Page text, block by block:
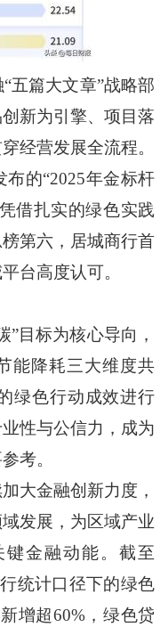
五篇大文章”战略部
新为引擎、项目落
经营发展全流程。
的“2025年金标杆
借扎实的绿色实践
第六，居城商行首
台高度认可。
标为核心导向，
能降耗三大维度共
绿色行动成效进行
性与公信力，成为
考。
金融创新力度，
发展，为区域产业
金融动能。截至
统计口径下的绿色
增超60%，绿色贷